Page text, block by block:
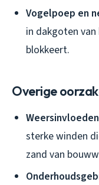
Vogelpoep en
in dakgoten
blokkeert.
Overige
sterke winden
zand van